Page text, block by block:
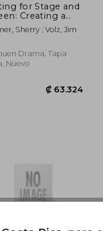
₡
for Stage and
Creating a
Shift in
(en
Sherry ; Volz, Jim
Drama, Tapa
Nuevo